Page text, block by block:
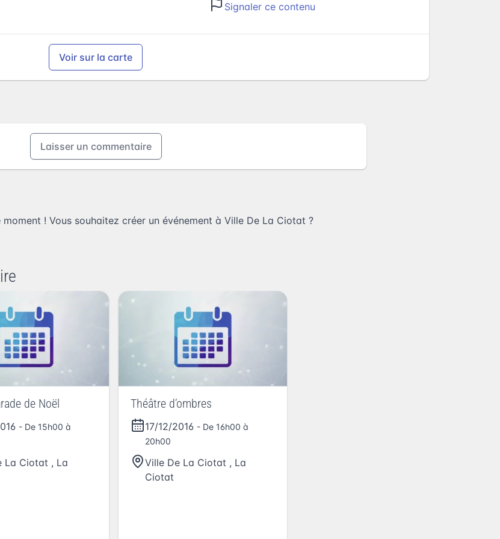
Signaler ce contenu
Voir sur la carte
Laisser un commentaire
! Vous souhaitez créer un événement à Ville De La Ciotat ?
de Noël
- De 15h00 à
La Ciotat , La
Théâtre d’ombres
17/12/2016 - De 16h00 à
20h00
Ville De La Ciotat , La
Ciotat